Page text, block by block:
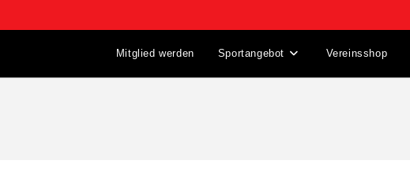
Mitglied werden Sportangebot Vereinsshop